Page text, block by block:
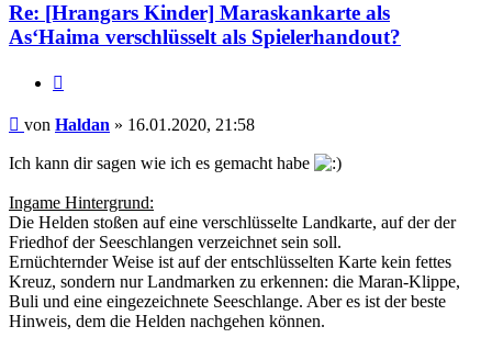
Re: [Hrangars Kinder] Maraskankarte als
As‘Haima verschlüsselt als Spielerhandout?
Beitrag
von Haldan » 16.01.2020, 21:58
Ich kann dir sagen wie ich es gemacht habe
Ingame Hintergrund:
Die Helden stoßen auf eine verschlüsselte Landkarte, auf der der
Friedhof der Seeschlangen verzeichnet sein soll.
Ernüchternder Weise ist auf der entschlüsselten Karte kein fettes
Kreuz, sondern nur Landmarken zu erkennen: die Maran-Klippe,
Buli und eine eingezeichnete Seeschlange. Aber es ist der beste
Hinweis, dem die Helden nachgehen können.